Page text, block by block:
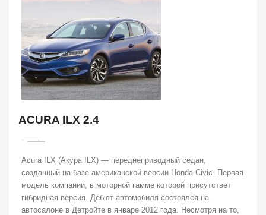
ACURA ILX 2.4
Acura ILX (Акура ILX) — переднеприводный седан,
созданный на базе американской версии Honda Civic. Первая
модель компании, в моторной гамме которой присутствет
гибридная версия. Дебют автомобиля состоялся на
автосалоне в Детройте в январе 2012 года. Несмотря на то,